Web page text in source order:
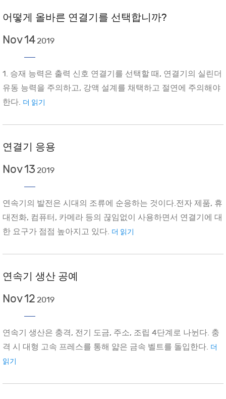
어떻게 올바른 연결기를 선택합니까?
Nov14 2019
1. 승재 능력은 출력 신호 연결기를 선택할 때, 연결기의 실린더
유동 능력을 주의하고, 강액 설계를 채택하고 절연에 주의해야
한다. 더 읽기
연결기 응용
Nov13 2019
연속기의 발전은 시대의 조류에 순응하는 것이다.전자 제품, 휴
대전화, 컴퓨터, 카메라 등의 끊임없이 사용하면서 연결기에 대
한 요구가 점점 높아지고 있다. 더 읽기
연속기 생산 공예
Nov12 2019
연속기 생산은 충격, 전기 도금, 주소, 조립 4단계로 나뉜다. 충
격 시 대형 고속 프레스를 통해 얇은 금속 벨트를 돌입한다. 더
읽기